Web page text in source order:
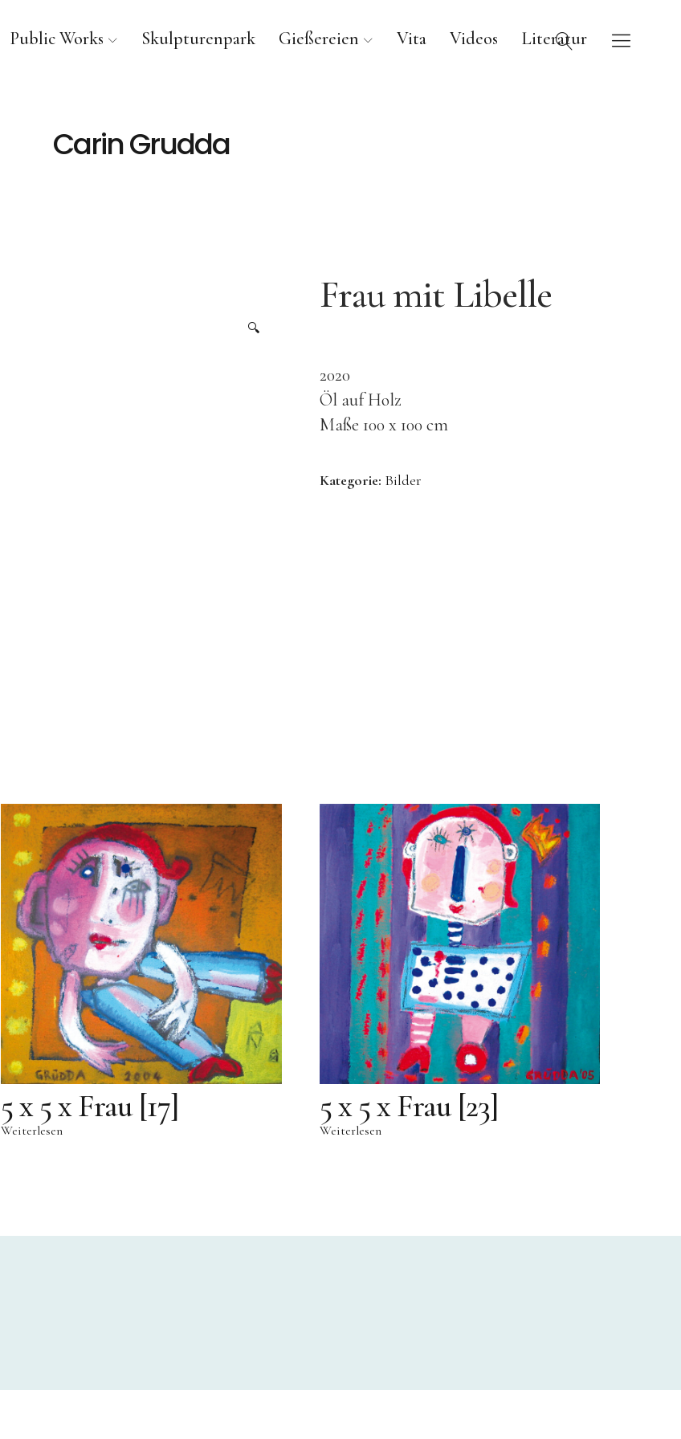
Public Works Skulpturenpark Gießereien Vita Videos
Literatur
Carin Grudda
🔍
Frau mit Libelle
2020
Öl auf Holz
Maße 100 x 100 cm
Kategorie: Bilder
5 x 5 x Frau [17]
Weiterlesen
5 x 5 x Frau [23]
Weiterlesen